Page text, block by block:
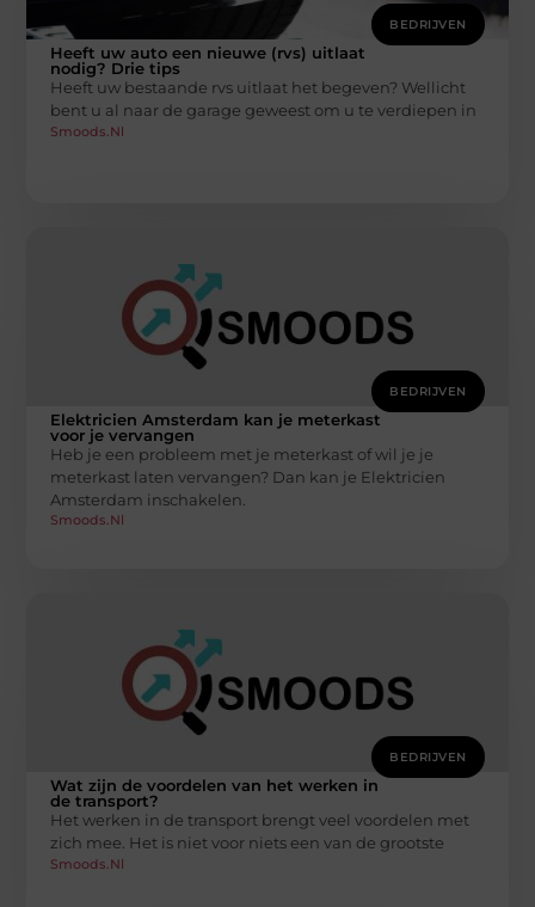
BEDRIJVEN
Heeft uw auto een nieuwe (rvs) uitlaat
nodig? Drie tips
Heeft uw bestaande rvs uitlaat het begeven? Wellicht
bent u al naar de garage geweest om u te verdiepen in
Smoods.nl
BEDRIJVEN
Elektricien Amsterdam kan je meterkast
voor je vervangen
Heb je een probleem met je meterkast of wil je je
meterkast laten vervangen? Dan kan je Elektricien
Amsterdam inschakelen.
Smoods.nl
BEDRIJVEN
Wat zijn de voordelen van het werken in
de transport?
Het werken in de transport brengt veel voordelen met
zich mee. Het is niet voor niets een van de grootste
Smoods.nl